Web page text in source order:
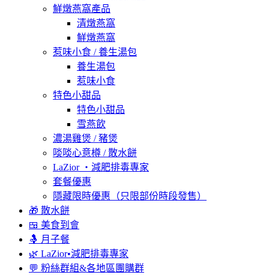
鮮燉燕窩產品
清燉燕窩
鮮燉燕窩
惹味小食 / 養生湯包
養生湯包
惹味小食
特色小甜品
特色小甜品
雪燕飲
濃湯雞煲 / 豬煲
啖啖心意樽 / 散水餅
LaZior ・減肥排毒專家
套餐優惠
隱藏限時優惠（只限部份時段發售）
🎁 散水餅
🍱 美食到會
🤱 月子餐
🌿 LaZior•減肥排毒專家
💬 粉絲群組&各地區團購群